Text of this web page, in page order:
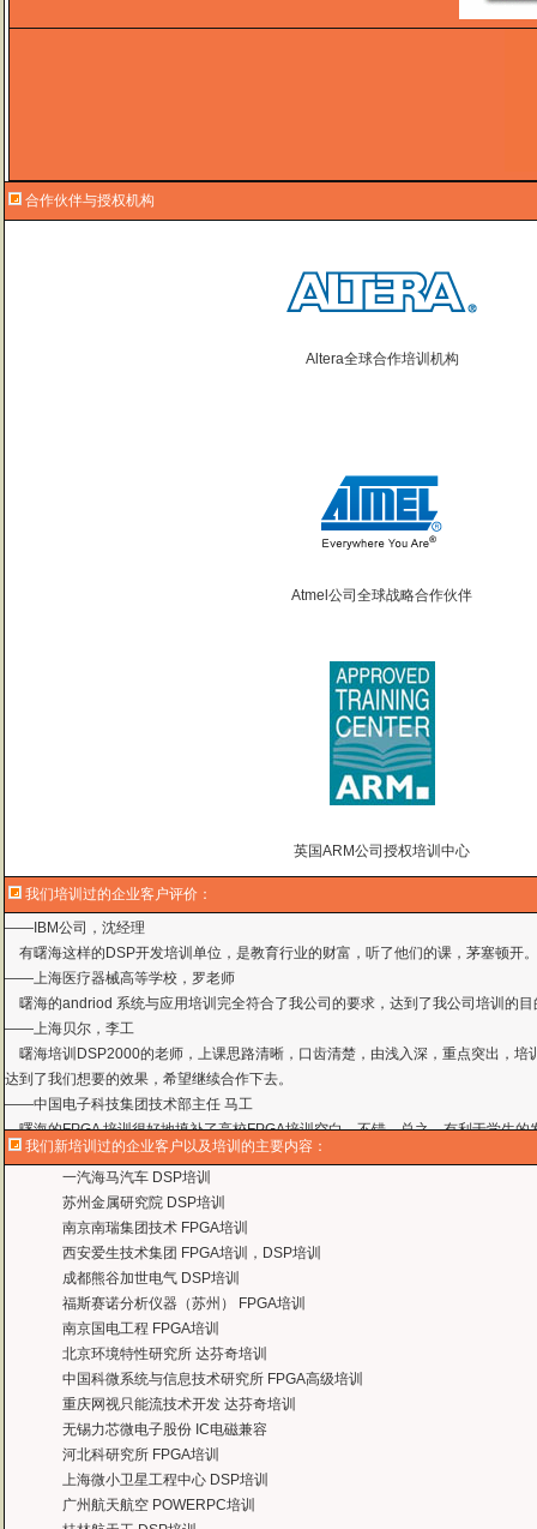
合作伙伴与授权机构
Altera全球合作培训机构
Atmel公司全球战略合作伙伴
英国ARM公司授权培训中心
我们培训过的企业客户评价：
曙海的andriod 系统与应用培训完全符合了我公司的要求，达到了我公司培训的
达到了我们想要的效果，希望继续合作下去。
曙海给我们公司提供的Dsp6000培训，符合我们项目的开发要求，解决了很多困
MTK培训-我在网上找了很久，就是找不到。在曙海居然有MTK驱动的培训，老
曙海对我们公司的iPhone培训，实验项目很多，确实学到了东西。受益无穷 啊
通过参加Symbian培训，再做Symbian相关的项目感觉更加得心应手了，理 论加
——IBM公司，沈经理
——上海医疗器械高等学校，罗老师
曙海的andriod 系统与应用培训完全符合了我公司的要求，达到了我公司培训的
——上海贝尔，李工
曙海培训DSP2000的老师，上课思路清晰，口齿清楚，由浅入深，重点突出，培
达到了我们想要的效果，希望继续合作下去。
——中国电子科技集团技术部主任 马工
曙海的FPGA 培训很好地填补了高校FPGA培训空白，不错。总之，有利于学生
——上海电子，冯老师
曙海给我们公司提供的Dsp6000培训，符合我们项目的开发要求，解决了很多困
MTK培训-我在网上找了很久，就是找不到。在曙海居然有MTK驱动的培训，老
——台湾双扬科技，研发处经理，杨先生
曙海对我们公司的iPhone培训，实验项目很多，确实学到了东西。受益无穷 啊
——台湾欧泽科技,张工
通过参加Symbian培训，再做Symbian相关的项目感觉更加得心应手了，理 论加
——IBM公司，沈经理
有曙海这样的DSP开发培训单位，是教育行业的财富，听了他们的课，茅塞顿开。
——上海医疗器械高等学校，罗老师
我们新培训过的企业客户以及培训的主要内容：
一汽海马汽车 DSP培训
苏州金属研究院 DSP培训
南京南瑞集团技术 FPGA培训
西安爱生技术集团 FPGA培训，DSP培训
成都熊谷加世电气 DSP培训
福斯赛诺分析仪器（苏州） FPGA培训
南京国电工程 FPGA培训
北京环境特性研究所 达芬奇培训
中国科微系统与信息技术研究所 FPGA高级培训
重庆网视只能流技术开发 达芬奇培训
无锡力芯微电子股份 IC电磁兼容
河北科研究所 FPGA培训
上海微小卫星工程中心 DSP培训
广州航天航空 POWERPC培训